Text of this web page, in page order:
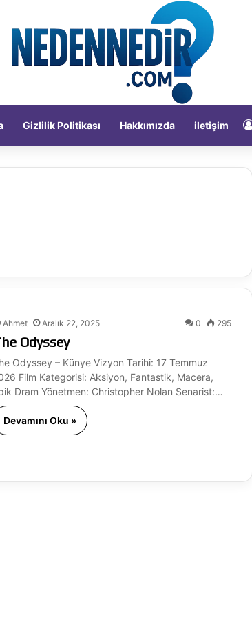
Gizlilik Politikası Hakkımızda iletişim
Ahmet Aralık 22, 2025 0 295
Odyssey
Odyssey – Künye Vizyon Tarihi: 17 Temmuz
Film Kategorisi: Aksiyon, Fantastik, Macera,
Dram Yönetmen: Christopher Nolan Senarist:…
Devamını Oku »